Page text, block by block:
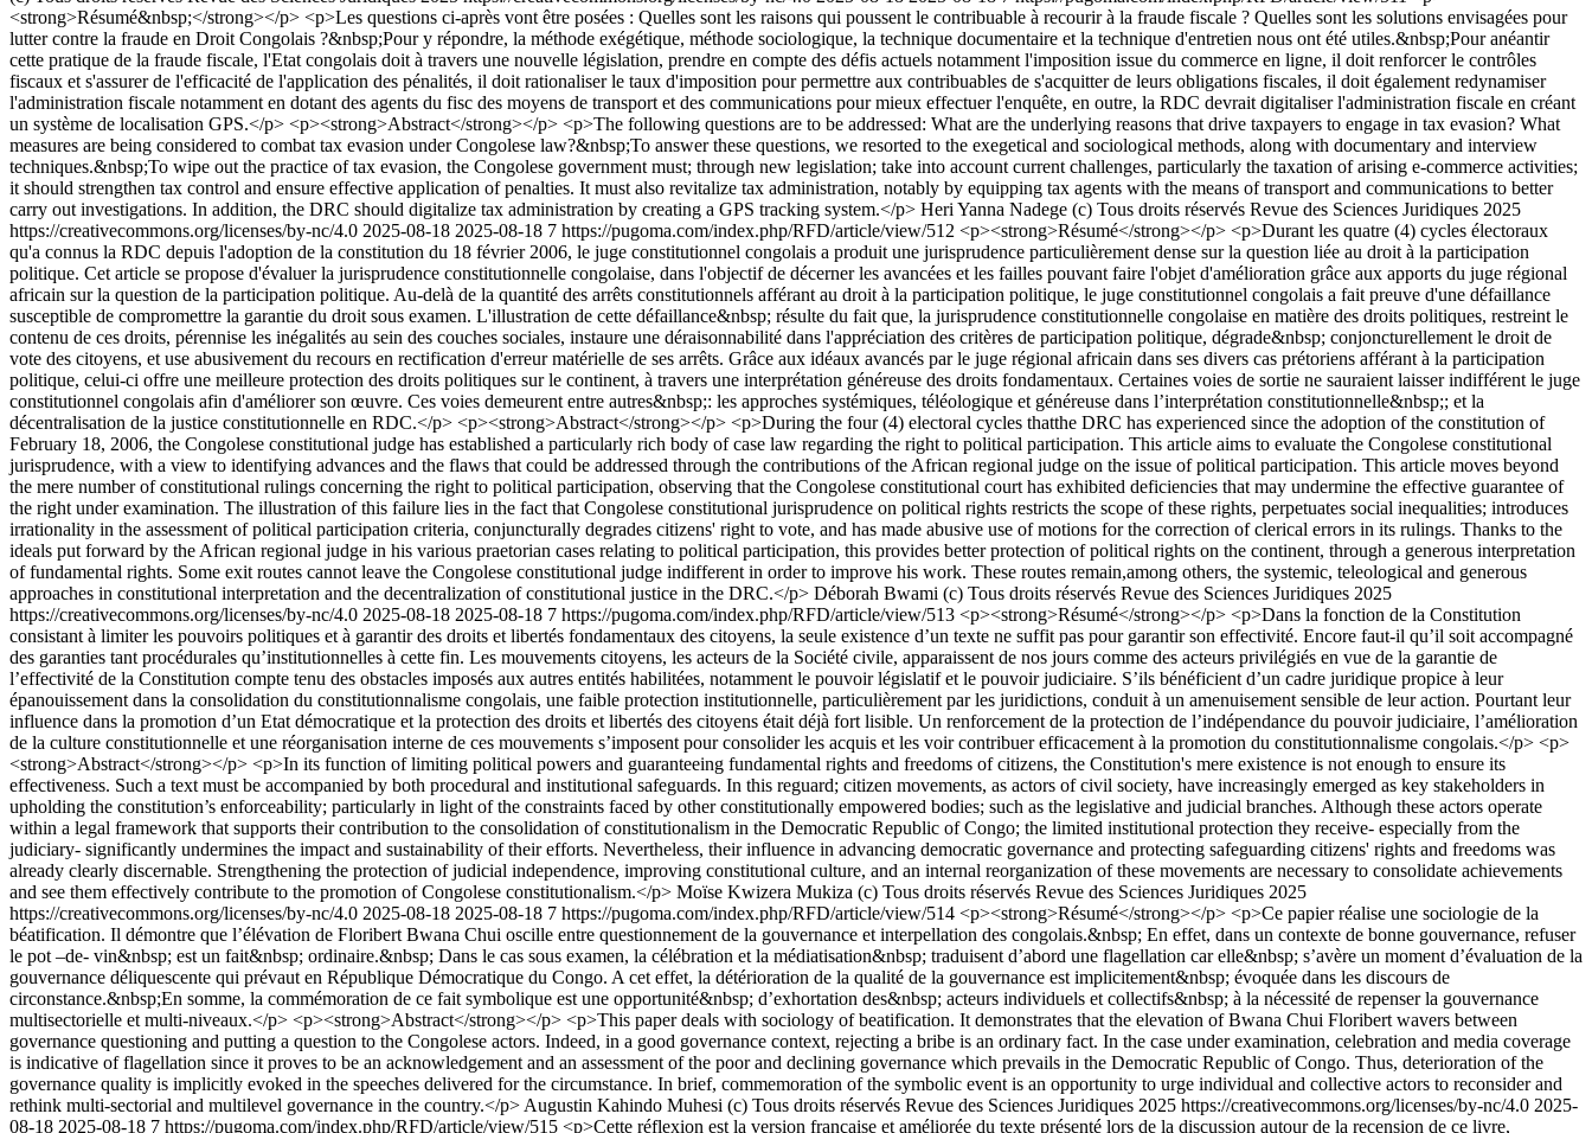
<strong>Résumé&nbsp;</strong></p> <p>Les questions ci-après vont être posées : Quelles sont les raisons qui poussent le contribuable à recourir à la fraude fiscale ? Quelles sont les solutions envisagées pour
lutter contre la fraude en Droit Congolais ?&nbsp;Pour y répondre, la méthode exégétique, méthode sociologique, la technique documentaire et la technique d'entretien nous ont été utiles.&nbsp;Pour anéantir
cette pratique de la fraude fiscale, l'Etat congolais doit à travers une nouvelle législation, prendre en compte des défis actuels notamment l'imposition issue du commerce en ligne, il doit renforcer le contrôles
fiscaux et s'assurer de l'efficacité de l'application des pénalités, il doit rationaliser le taux d'imposition pour permettre aux contribuables de s'acquitter de leurs obligations fiscales, il doit également redynamiser
l'administration fiscale notamment en dotant des agents du fisc des moyens de transport et des communications pour mieux effectuer l'enquête, en outre, la RDC devrait digitaliser l'administration fiscale en créant
un système de localisation GPS.</p> <p><strong>Abstract</strong></p> <p>The following questions are to be addressed: What are the underlying reasons that drive taxpayers to engage in tax evasion? What
measures are being considered to combat tax evasion under Congolese law?&nbsp;To answer these questions, we resorted to the exegetical and sociological methods, along with documentary and interview
techniques.&nbsp;To wipe out the practice of tax evasion, the Congolese government must; through new legislation; take into account current challenges, particularly the taxation of arising e-commerce activities;
it should strengthen tax control and ensure effective application of penalties. It must also revitalize tax administration, notably by equipping tax agents with the means of transport and communications to better
carry out investigations. In addition, the DRC should digitalize tax administration by creating a GPS tracking system.</p> Heri Yanna Nadege (c) Tous droits réservés Revue des Sciences Juridiques 2025
https://creativecommons.org/licenses/by-nc/4.0 2025-08-18 2025-08-18 7 https://pugoma.com/index.php/RFD/article/view/512 <p><strong>Résumé</strong></p> <p>Durant les quatre (4) cycles électoraux
qu'a connus la RDC depuis l'adoption de la constitution du 18 février 2006, le juge constitutionnel congolais a produit une jurisprudence particulièrement dense sur la question liée au droit à la participation
politique. Cet article se propose d'évaluer la jurisprudence constitutionnelle congolaise, dans l'objectif de décerner les avancées et les failles pouvant faire l'objet d'amélioration grâce aux apports du juge régional
africain sur la question de la participation politique. Au-delà de la quantité des arrêts constitutionnels afférant au droit à la participation politique, le juge constitutionnel congolais a fait preuve d'une défaillance
susceptible de compromettre la garantie du droit sous examen. L'illustration de cette défaillance&nbsp; résulte du fait que, la jurisprudence constitutionnelle congolaise en matière des droits politiques, restreint le
contenu de ces droits, pérennise les inégalités au sein des couches sociales, instaure une déraisonnabilité dans l'appréciation des critères de participation politique, dégrade&nbsp; conjoncturellement le droit de
vote des citoyens, et use abusivement du recours en rectification d'erreur matérielle de ses arrêts. Grâce aux idéaux avancés par le juge régional africain dans ses divers cas prétoriens afférant à la participation
politique, celui-ci offre une meilleure protection des droits politiques sur le continent, à travers une interprétation généreuse des droits fondamentaux. Certaines voies de sortie ne sauraient laisser indifférent le juge
constitutionnel congolais afin d'améliorer son œuvre. Ces voies demeurent entre autres&nbsp;: les approches systémiques, téléologique et généreuse dans l’interprétation constitutionnelle&nbsp;; et la
décentralisation de la justice constitutionnelle en RDC.</p> <p><strong>Abstract</strong></p> <p>During the four (4) electoral cycles thatthe DRC has experienced since the adoption of the constitution of
February 18, 2006, the Congolese constitutional judge has established a particularly rich body of case law regarding the right to political participation. This article aims to evaluate the Congolese constitutional
jurisprudence, with a view to identifying advances and the flaws that could be addressed through the contributions of the African regional judge on the issue of political participation. This article moves beyond
the mere number of constitutional rulings concerning the right to political participation, observing that the Congolese constitutional court has exhibited deficiencies that may undermine the effective guarantee of
the right under examination. The illustration of this failure lies in the fact that Congolese constitutional jurisprudence on political rights restricts the scope of these rights, perpetuates social inequalities; introduces
irrationality in the assessment of political participation criteria, conjuncturally degrades citizens' right to vote, and has made abusive use of motions for the correction of clerical errors in its rulings. Thanks to the
ideals put forward by the African regional judge in his various praetorian cases relating to political participation, this provides better protection of political rights on the continent, through a generous interpretation
of fundamental rights. Some exit routes cannot leave the Congolese constitutional judge indifferent in order to improve his work. These routes remain,among others, the systemic, teleological and generous
approaches in constitutional interpretation and the decentralization of constitutional justice in the DRC.</p> Déborah Bwami (c) Tous droits réservés Revue des Sciences Juridiques 2025
https://creativecommons.org/licenses/by-nc/4.0 2025-08-18 2025-08-18 7 https://pugoma.com/index.php/RFD/article/view/513 <p><strong>Résumé</strong></p> <p>Dans la fonction de la Constitution
consistant à limiter les pouvoirs politiques et à garantir des droits et libertés fondamentaux des citoyens, la seule existence d’un texte ne suffit pas pour garantir son effectivité. Encore faut-il qu’il soit accompagné
des garanties tant procédurales qu’institutionnelles à cette fin. Les mouvements citoyens, les acteurs de la Société civile, apparaissent de nos jours comme des acteurs privilégiés en vue de la garantie de
l’effectivité de la Constitution compte tenu des obstacles imposés aux autres entités habilitées, notamment le pouvoir législatif et le pouvoir judiciaire. S’ils bénéficient d’un cadre juridique propice à leur
épanouissement dans la consolidation du constitutionnalisme congolais, une faible protection institutionnelle, particulièrement par les juridictions, conduit à un amenuisement sensible de leur action. Pourtant leur
influence dans la promotion d’un Etat démocratique et la protection des droits et libertés des citoyens était déjà fort lisible. Un renforcement de la protection de l’indépendance du pouvoir judiciaire, l’amélioration
de la culture constitutionnelle et une réorganisation interne de ces mouvements s’imposent pour consolider les acquis et les voir contribuer efficacement à la promotion du constitutionnalisme congolais.</p> <p>
<strong>Abstract</strong></p> <p>In its function of limiting political powers and guaranteeing fundamental rights and freedoms of citizens, the Constitution's mere existence is not enough to ensure its
effectiveness. Such a text must be accompanied by both procedural and institutional safeguards. In this reguard; citizen movements, as actors of civil society, have increasingly emerged as key stakeholders in
upholding the constitution’s enforceability; particularly in light of the constraints faced by other constitutionally empowered bodies; such as the legislative and judicial branches. Although these actors operate
within a legal framework that supports their contribution to the consolidation of constitutionalism in the Democratic Republic of Congo; the limited institutional protection they receive- especially from the
judiciary- significantly undermines the impact and sustainability of their efforts. Nevertheless, their influence in advancing democratic governance and protecting safeguarding citizens' rights and freedoms was
already clearly discernable. Strengthening the protection of judicial independence, improving constitutional culture, and an internal reorganization of these movements are necessary to consolidate achievements
and see them effectively contribute to the promotion of Congolese constitutionalism.</p> Moïse Kwizera Mukiza (c) Tous droits réservés Revue des Sciences Juridiques 2025
https://creativecommons.org/licenses/by-nc/4.0 2025-08-18 2025-08-18 7 https://pugoma.com/index.php/RFD/article/view/514 <p><strong>Résumé</strong></p> <p>Ce papier réalise une sociologie de la
béatification. Il démontre que l’élévation de Floribert Bwana Chui oscille entre questionnement de la gouvernance et interpellation des congolais.&nbsp; En effet, dans un contexte de bonne gouvernance, refuser
le pot –de- vin&nbsp; est un fait&nbsp; ordinaire.&nbsp; Dans le cas sous examen, la célébration et la médiatisation&nbsp; traduisent d’abord une flagellation car elle&nbsp; s’avère un moment d’évaluation de la
gouvernance déliquescente qui prévaut en République Démocratique du Congo. A cet effet, la détérioration de la qualité de la gouvernance est implicitement&nbsp; évoquée dans les discours de
circonstance.&nbsp;En somme, la commémoration de ce fait symbolique est une opportunité&nbsp; d’exhortation des&nbsp; acteurs individuels et collectifs&nbsp; à la nécessité de repenser la gouvernance
multisectorielle et multi-niveaux.</p> <p><strong>Abstract</strong></p> <p>This paper deals with sociology of beatification. It demonstrates that the elevation of Bwana Chui Floribert wavers between
governance questioning and putting a question to the Congolese actors. Indeed, in a good governance context, rejecting a bribe is an ordinary fact. In the case under examination, celebration and media coverage
is indicative of flagellation since it proves to be an acknowledgement and an assessment of the poor and declining governance which prevails in the Democratic Republic of Congo. Thus, deterioration of the
governance quality is implicitly evoked in the speeches delivered for the circumstance. In brief, commemoration of the symbolic event is an opportunity to urge individual and collective actors to reconsider and
rethink multi-sectorial and multilevel governance in the country.</p> Augustin Kahindo Muhesi (c) Tous droits réservés Revue des Sciences Juridiques 2025 https://creativecommons.org/licenses/by-nc/4.0 2025-
08-18 2025-08-18 7 https://pugoma.com/index.php/RFD/article/view/515 <p>Cette réflexion est la version française et améliorée du texte présenté lors de la discussion autour de la recension de ce livre,